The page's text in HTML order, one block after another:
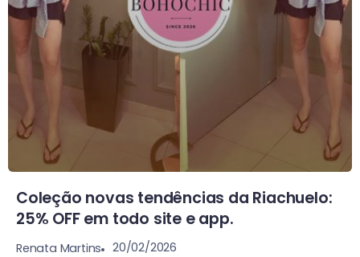
Coleção novas tendências da Riachuelo:
25% OFF em todo site e app.
Renata Martins 20/02/2026